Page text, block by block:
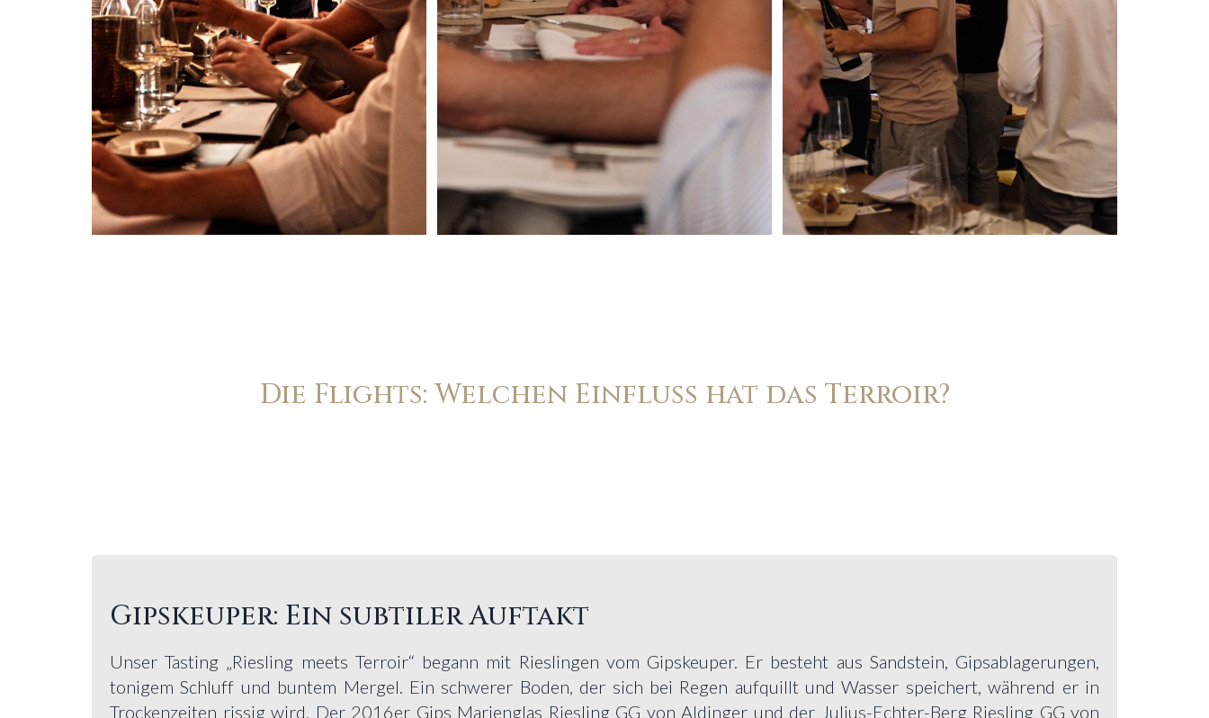
Die Flights: Welchen Einfluss hat das Terroir?
Gipskeuper: Ein subtiler Auftakt
Unser Tasting „Riesling meets Terroir“ begann mit Rieslingen vom Gipskeuper. Er besteht aus Sandstein, Gipsablagerungen,
tonigem Schluff und buntem Mergel. Ein schwerer Boden, der sich bei Regen aufquillt und Wasser speichert, während er in
Trockenzeiten rissig wird. Der 2016er Gips Marienglas Riesling GG von Aldinger und der Julius-Echter-Berg Riesling GG von